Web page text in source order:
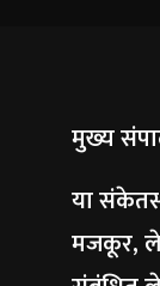
मुख्य
या
मजकूर,